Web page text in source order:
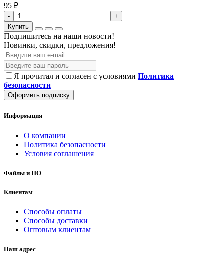
95 ₽
-
+
Купить
Подпишитесь на наши новости!
Новинки, скидки, предложения!
Я прочитал и согласен с условиями Политика
безопасности
Оформить подписку
Информация
О компании
Политика безопасности
Условия соглашения
Файлы и ПО
Клиентам
Способы оплаты
Способы доставки
Оптовым клиентам
Наш адрес